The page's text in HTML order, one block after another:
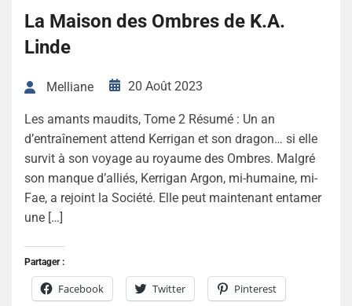
La Maison des Ombres de K.A.
Linde
Melliane 20 Août 2023
Les amants maudits, Tome 2 Résumé : Un an
d’entraînement attend Kerrigan et son dragon… si elle
survit à son voyage au royaume des Ombres. Malgré
son manque d’alliés, Kerrigan Argon, mi-humaine, mi-
Fae, a rejoint la Société. Elle peut maintenant entamer
une […]
Partager :
Facebook Twitter Pinterest